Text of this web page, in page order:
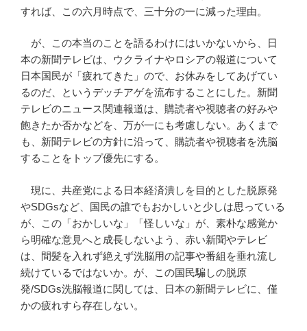
すれば、この六月時点で、三十分の一に減った理由。
が、この本当のことを語るわけにはいかないから、日
本の新聞テレビは、ウクライナやロシアの報道について
日本国民が「疲れてきた」ので、お休みをしてあげてい
るのだ、というデッチアゲを流布することにした。新聞
テレビのニュース関連報道は、購読者や視聴者の好みや
飽きたか否かなどを、万が一にも考慮しない。あくまで
も、新聞テレビの方針に沿って、購読者や視聴者を洗脳
することをトップ優先にする。
現に、共産党による日本経済潰しを目的とした脱原発
やSDGsなど、国民の誰でもおかしいと少しは思っている
が、この「おかしいな」「怪しいな」が、素朴な感覚か
ら明確な意見へと成長しないよう、赤い新聞やテレビ
は、間髪を入れず絶えず洗脳用の記事や番組を垂れ流し
続けているではないか。が、この国民騙しの脱原
発/SDGs洗脳報道に関しては、日本の新聞テレビに、僅
かの疲れすら存在しない。